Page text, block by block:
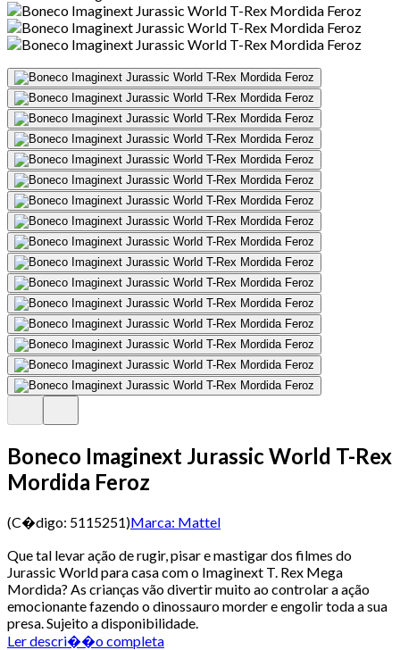
Boneco Imaginext Jurassic World T-Rex
Mordida Feroz
(C�digo: 5115251)Marca: Mattel
Que tal levar ação de rugir, pisar e mastigar dos filmes do
Jurassic World para casa com o Imaginext T. Rex Mega
Mordida? As crianças vão divertir muito ao controlar a ação
emocionante fazendo o dinossauro morder e engolir toda a sua
presa. Sujeito a disponibilidade.
Ler descri��o completa